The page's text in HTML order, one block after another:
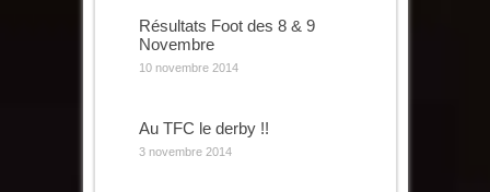
Résultats Foot des 8 & 9
Novembre
10 novembre 2014
Au TFC le derby !!
3 novembre 2014